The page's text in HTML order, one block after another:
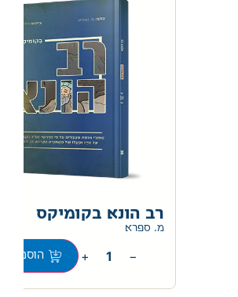
רב הונא בקומיקס
מ. ספרא
−
+ הוספה